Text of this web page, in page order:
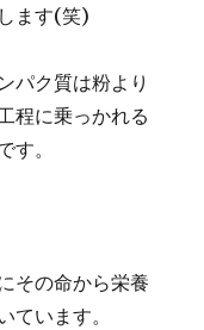
ます(笑)
パク質は粉より
程に乗っかれる
す。
その命から栄養
ています。